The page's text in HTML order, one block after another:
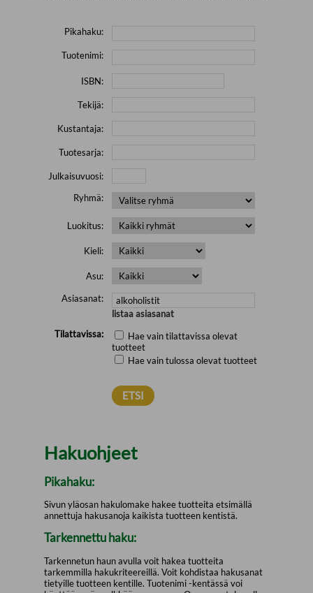
Pikahaku:
Tuotenimi:
ISBN:
Tekijä:
Kustantaja:
Tuotesarja:
Julkaisuvuosi:
Ryhmä:
Luokitus:
Kieli:
Asu:
Asiasanat:
listaa asiasanat
Tilattavissa:
Hae vain tilattavissa olevat
tuotteet
Hae vain tulossa olevat tuotteet
Hakuohjeet
Pikahaku:
Sivun yläosan hakulomake hakee tuotteita etsimällä
annettuja hakusanoja kaikista tuotteen kentistä.
Tarkennettu haku:
Tarkennetun haun avulla voit hakea tuotteita
tarkemmilla hakukriteereillä. Voit kohdistaa hakusanat
tietyille tuotteen kentille. Tuotenimi -kentässä voi